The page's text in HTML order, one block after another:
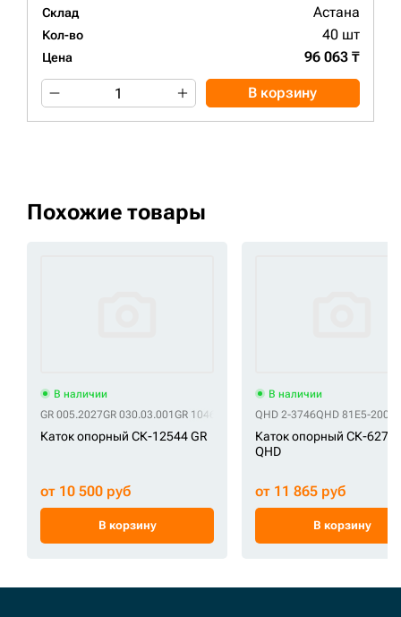
Склад Астана
Кол-во 40 шт
Цена 96 063 ₸
В корзину
Похожие товары
В наличии
GR 005.2027GR 030.03.001 GR 10466947 GR 10651680GR 14043993GR
Каток опорный СК-12544 GR
от 10 500 руб
В корзину
В наличии
QHD 2-3746QHD 81E5-2002
Каток опорный СК-
QHD
от 11 865 руб
В корзину